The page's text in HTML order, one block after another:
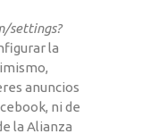
settings?
la
anuncios
ni de
la Alianza